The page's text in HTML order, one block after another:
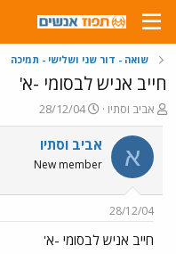
שואה - דור שני ושלישי - תמיכה
חייב אניש לבסומי -א'
פ
ו
ת
ח
ה
ש
א
אביב וסתיו
פ
ו
ר
ס
ם
ר
28/12/04
א אביב וסתיו
New member
28/12/04
חייב אניש לבסומי -א'